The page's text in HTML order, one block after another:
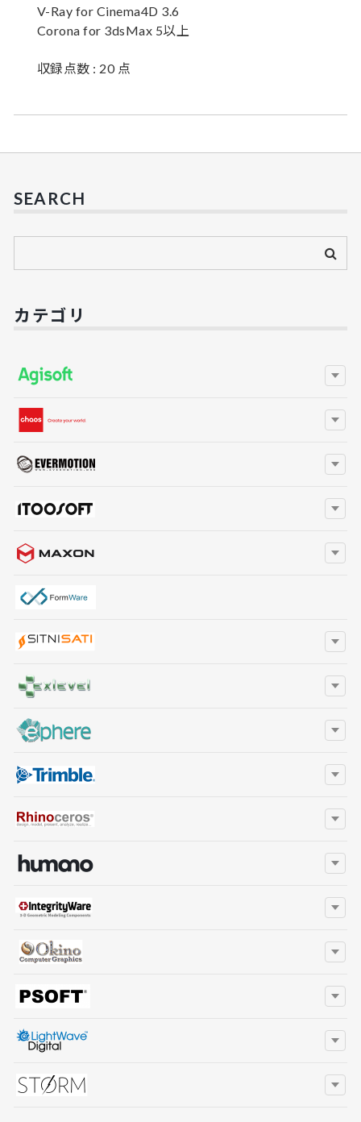
V-Ray for Cinema4D 3.6
Corona for 3dsMax 5以上
収録点数 : 20 点
SEARCH
カテゴリ